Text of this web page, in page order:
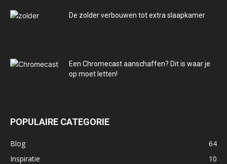
De zolder verbouwen tot extra slaapkamer
Een Chromecast aanschaffen? Dit is waar je
op moet letten!
POPULAIRE CATEGORIE
Blog
64
Inspiratie
10